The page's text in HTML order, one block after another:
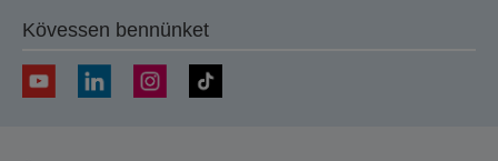
Kövessen bennünket